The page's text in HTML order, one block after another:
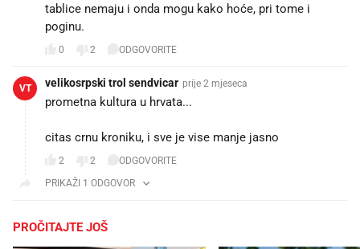
tablice nemaju i onda mogu kako hoće, pri tome i
poginu.
0 2 ODGOVORITE
VT velikosrpski trol sendvicar prije 2 mjeseca
prometna kultura u hrvata...
citas crnu kroniku, i sve je vise manje jasno
2 2
ODGOVORITE
PRIKAŽI 1 ODGOVOR
PROČITAJTE JOŠ